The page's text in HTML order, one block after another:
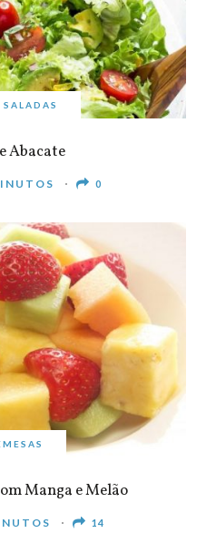
Abacate
0
Manga e Melão
14